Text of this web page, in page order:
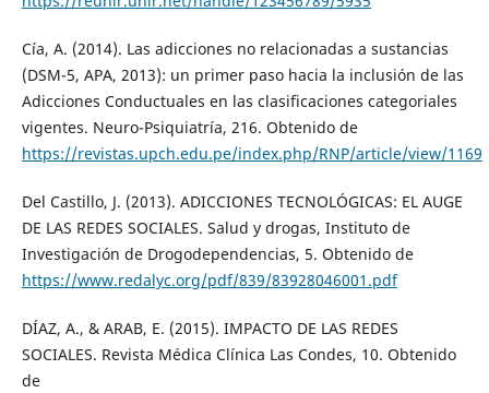
Cía, A. (2014). Las adicciones no relacionadas a sustancias
(DSM-5, APA, 2013): un primer paso hacia la inclusión de las
Adicciones Conductuales en las clasificaciones categoriales
vigentes. Neuro-Psiquiatría, 216. Obtenido de
https://revistas.upch.edu.pe/index.php/RNP/article/view/1169
Del Castillo, J. (2013). ADICCIONES TECNOLÓGICAS: EL AUGE
DE LAS REDES SOCIALES. Salud y drogas, Instituto de
Investigación de Drogodependencias, 5. Obtenido de
https://www.redalyc.org/pdf/839/83928046001.pdf
DÍAZ, A., & ARAB, E. (2015). IMPACTO DE LAS REDES
SOCIALES. Revista Médica Clínica Las Condes, 10. Obtenido
de